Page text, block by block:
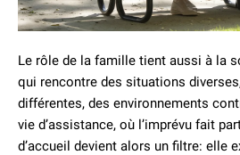
Le rôle de la famille tient aussi à la
qui rencontre des situations
différentes, des environnements
vie d’assistance, où l’imprévu fait
d’accueil devient alors un filtre: elle